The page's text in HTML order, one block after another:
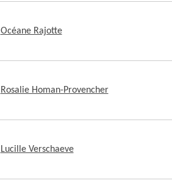
Océane Rajotte
Rosalie Homan-Provencher
Lucille Verschaeve